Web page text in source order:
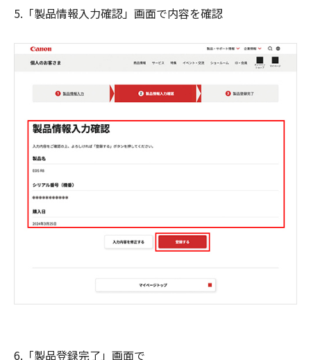
5.「製品情報入力確認」画面で内容を確認
6.「製品登録完了」画面で